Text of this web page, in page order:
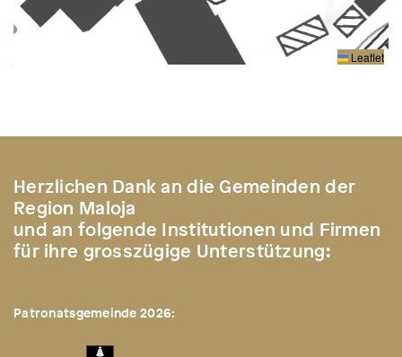
Leaflet
Herzlichen Dank an die Gemeinden der
Region Maloja
und an folgende Institutionen und Firmen
für ihre grosszügige Unterstützung:
Patronatsgemeinde 2026: